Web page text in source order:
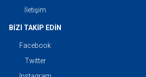
İletişim
BİZİ TAKİP EDİN
Facebook
Twitter